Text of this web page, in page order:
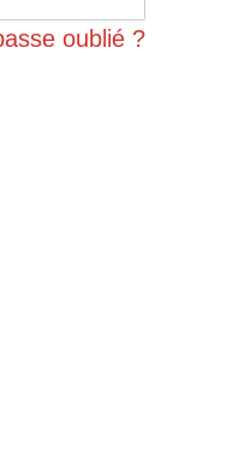
oublié ?